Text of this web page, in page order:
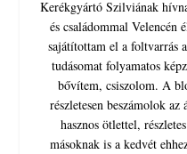
Kerékgyártó Szilviának
és családommal Velencén
sajátítottam el a foltvarrás
tudásomat folyamatos
bővítem, csiszolom. A
részletesen beszámolok
hasznos ötlettel,
másoknak is a kedvét